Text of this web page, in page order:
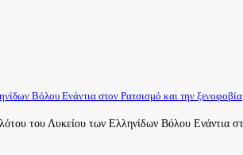
Βόλου Ενάντια στον Ρατσισμό και την ξενοφοβία